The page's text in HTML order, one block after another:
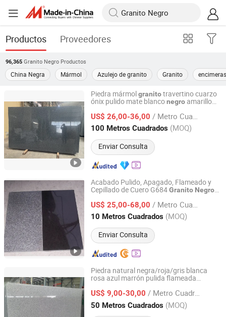
Productos Proveedores
96,365 Granito Negro Productos
China Negra Mármol Azulejo de granito Granito
Piedra mármolgranitotravertino cuarzo
ónix pulido mate blanconegro amarillo
suelo pared pavimento losa para
decoración
US$ 26,00-36,00 / Metro Cuadrado
100 Metros Cuadrados (MOQ)
Enviar Consulta
Xiamen Ocean G Stone Co., Ltd.
Fujian, China Desde 2008
Acabado Pulido, Apagado, Flameado y
Cepillado de Cuero G684Granito Negro
US$ 25,00-68,00 / Metro Cuadrado
10 Metros Cuadrados (MOQ)
Enviar Consulta
Xiamen Erock Stone Co. Ltd
Fujian, China Desde 2023
Piedra natural negra/roja/gris blanca
rosa azul marrón pulida flameada
suelo pared exterior losas azulejos
encimeras escaleras adoquines
US$ 9,00-30,00 / Metro Cuadrado
50 Metros Cuadrados (MOQ)
Xiamen Ocean G Stone Co., Ltd.
Fujian, China Desde 2008